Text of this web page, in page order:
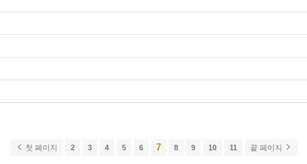
첫 페이지 2 3 4 5 6 7 8 9 10 11 끝 페이지